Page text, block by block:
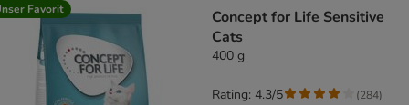
Favorit
Concept for Life Sensitive
Cats
400 g
Rating: 4.3/5 (284)